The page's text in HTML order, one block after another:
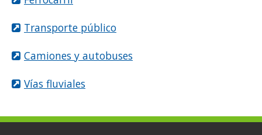
Transporte público
Camiones y autobuses
Vías fluviales